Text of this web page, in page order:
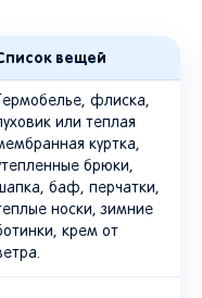
вещей
флиска,
или теплая
куртка,
брюки,
баф, перчатки,
носки, зимние
крем от